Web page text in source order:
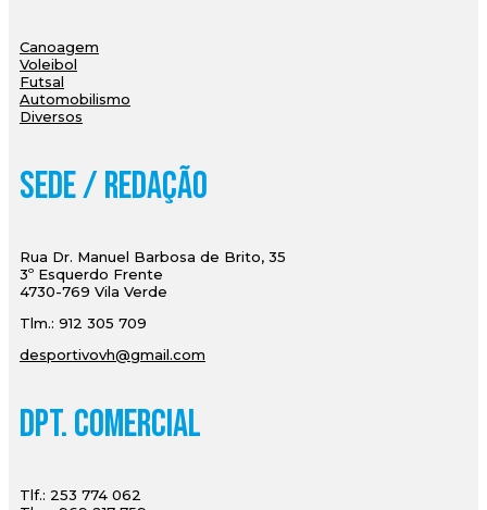
Canoagem
Voleibol
Futsal
Automobilismo
Diversos
Sede / Redação
Rua Dr. Manuel Barbosa de Brito, 35
3º Esquerdo Frente
4730-769 Vila Verde
Tlm.: 912 305 709
desportivovh@gmail.com
Dpt. Comercial
Tlf.: 253 774 062